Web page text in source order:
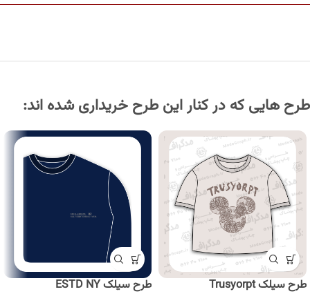
طرح هایی که در کنار این طرح خریداری شده اند:
طرح سیلک Trusyorpt
طرح سیلک ESTD NY